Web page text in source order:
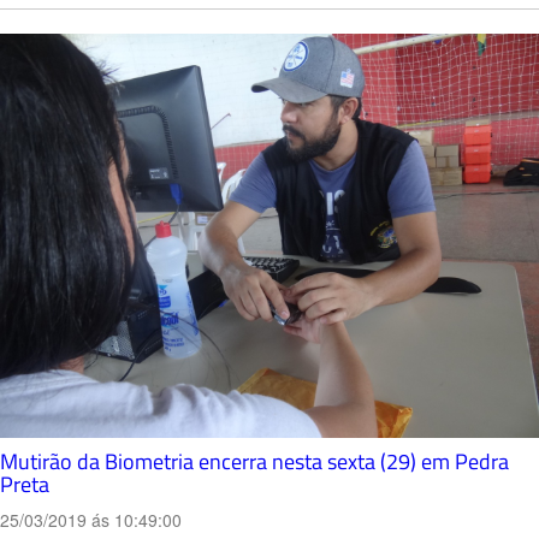
Mutirão da Biometria encerra nesta sexta (29) em Pedra
Preta
25/03/2019 ás 10:49:00